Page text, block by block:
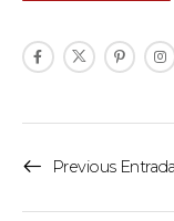
Previous Entrada